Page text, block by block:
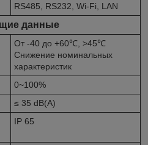
RS485, RS232, Wi-Fi, LAN
данные
От -40 до +60℃, >45℃
Снижение номинальных
характеристик
0~100%
≤ 35 dB(A)
IP 65